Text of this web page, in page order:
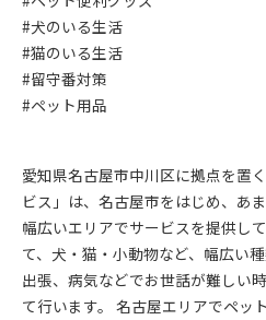
#犬のいる生活
#猫のいる生活
#留守番対策
#ペット用品
愛知県名古屋市中川区に拠点を置
ビス」は、名古屋市をはじめ、あ
幅広いエリアでサービスを提供し
て、犬・猫・小動物など、幅広い
出張、病気などでお世話が難しい
て行います。 名古屋エリアでペッ